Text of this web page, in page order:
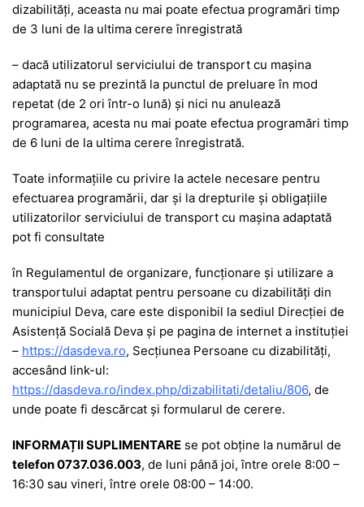
dizabilități, aceasta nu mai poate efectua programări timp
de 3 luni de la ultima cerere înregistrată
– dacă utilizatorul serviciului de transport cu mașina
adaptată nu se prezintă la punctul de preluare în mod
repetat (de 2 ori într-o lună) și nici nu anulează
programarea, acesta nu mai poate efectua programări timp
de 6 luni de la ultima cerere înregistrată.
Toate informațiile cu privire la actele necesare pentru
efectuarea programării, dar și la drepturile și obligațiile
utilizatorilor serviciului de transport cu mașina adaptată
pot fi consultate
în Regulamentul de organizare, funcționare și utilizare a
transportului adaptat pentru persoane cu dizabilități din
municipiul Deva, care este disponibil la sediul Direcției de
Asistență Socială Deva și pe pagina de internet a instituției
– https://dasdeva.ro, Secțiunea Persoane cu dizabilități,
accesând link-ul:
https://dasdeva.ro/index.php/dizabilitati/detaliu/806, de
unde poate fi descărcat și formularul de cerere.
INFORMAȚII SUPLIMENTARE se pot obține la numărul de
telefon 0737.036.003, de luni până joi, între orele 8:00 –
16:30 sau vineri, între orele 08:00 – 14:00.